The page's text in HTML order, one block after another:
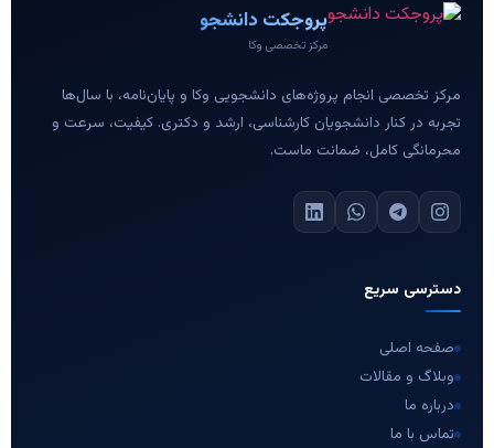
پروجکت دانشجو
مرکز تخصصی وکا
مرکز تخصصی انجام پروژه‌های دانشجویی وکا و پایان‌نامه، با سال‌ها
تجربه در کنار دانشجویان کارشناسی، ارشد و دکتری. کیفیت، سرعت و
محرمانگی کامل، ضمانت ماست.
دسترسی سریع
صفحه اصلی
وبلاگ و مقالات
درباره ما
تماس با ما